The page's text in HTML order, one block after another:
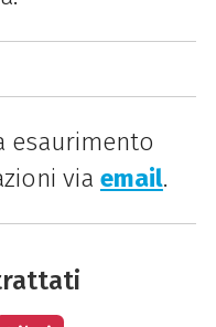
esaurimento
via email.